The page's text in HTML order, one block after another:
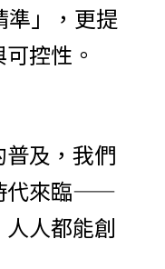
準」，更提
控性。
及，我們
代來臨——
人都能創